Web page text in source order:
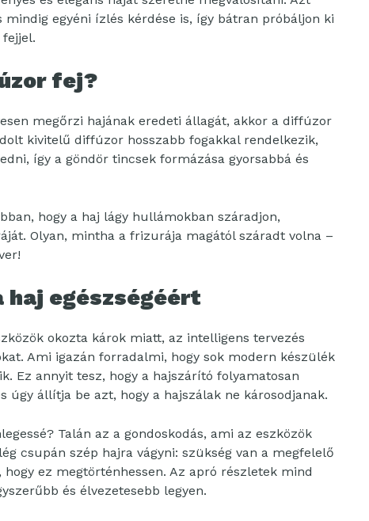
egyéni ízlés kérdése is, így bátran próbáljon ki
fej?
megőrzi hajának eredeti állagát, akkor a diffúzor
kivitelű diffúzor hosszabb fogakkal rendelkezik,
így a göndör tincsek formázása gyorsabbá és
hogy a haj lágy hullámokban száradjon,
Olyan, mintha a frizurája magától száradt volna –
egészségéért
okozta károk miatt, az intelligens tervezés
Ami igazán forradalmi, hogy sok modern készülék
Ez annyit tesz, hogy a hajszárító folyamatosan
úgy állítja be azt, hogy a hajszálak ne károsodjanak.
Talán az a gondoskodás, ami az eszközök
csupán szép hajra vágyni: szükség van a megfelelő
ez megtörténhessen. Az apró részletek mind
és élvezetesebb legyen.